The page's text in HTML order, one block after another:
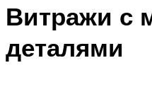
Витражи с
деталями